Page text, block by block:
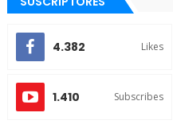
4.382 Likes
1.410 Subscribes